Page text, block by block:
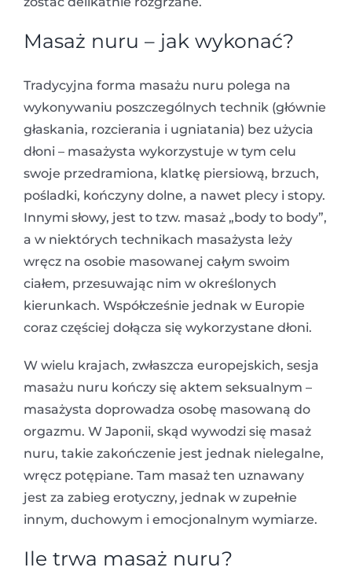
Masaż nuru – jak wykonać?
Tradycyjna forma masażu nuru polega na
wykonywaniu poszczególnych technik (głównie
głaskania, rozcierania i ugniatania) bez użycia
dłoni – masażysta wykorzystuje w tym celu
swoje przedramiona, klatkę piersiową, brzuch,
pośladki, kończyny dolne, a nawet plecy i stopy.
Innymi słowy, jest to tzw. masaż „body to body”,
a w niektórych technikach masażysta leży
wręcz na osobie masowanej całym swoim
ciałem, przesuwając nim w określonych
kierunkach. Współcześnie jednak w Europie
coraz częściej dołącza się wykorzystane dłoni.
W wielu krajach, zwłaszcza europejskich, sesja
masażu nuru kończy się aktem seksualnym –
masażysta doprowadza osobę masowaną do
orgazmu. W Japonii, skąd wywodzi się masaż
nuru, takie zakończenie jest jednak nielegalne,
wręcz potępiane. Tam masaż ten uznawany
jest za zabieg erotyczny, jednak w zupełnie
innym, duchowym i emocjonalnym wymiarze.
Ile trwa masaż nuru?